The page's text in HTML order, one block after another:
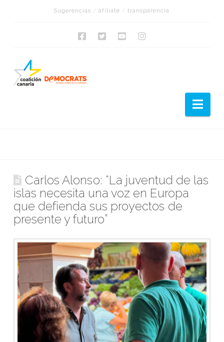
Sugerencias /afíliate /transparencia
Carlos Alonso: “La juventud de las
islas necesita una voz en Europa
que defienda sus proyectos de
presente y futuro”